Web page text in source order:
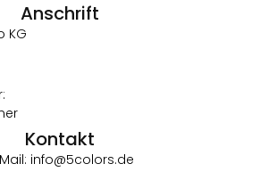
Anschrift
KG
Kontakt
info@5colors.de